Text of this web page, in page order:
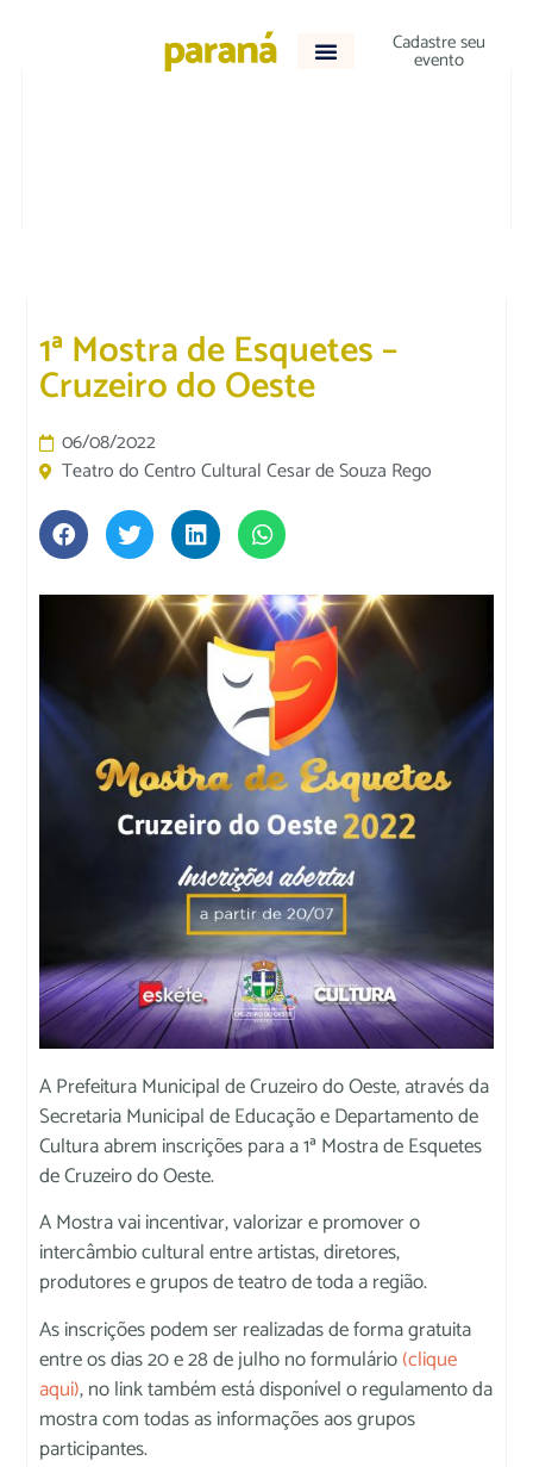
Cadastre seu
evento
1ª Mostra de Esquetes –
Cruzeiro do Oeste
06/08/2022
Teatro do Centro Cultural Cesar de Souza Rego
A Prefeitura Municipal de Cruzeiro do Oeste, através da
Secretaria Municipal de Educação e Departamento de
Cultura abrem inscrições para a 1ª Mostra de Esquetes
de Cruzeiro do Oeste.
A Mostra vai incentivar, valorizar e promover o
intercâmbio cultural entre artistas, diretores,
produtores e grupos de teatro de toda a região.
As inscrições podem ser realizadas de forma gratuita
entre os dias 20 e 28 de julho no formulário(clique
aqui), no link também está disponível o regulamento da
mostra com todas as informações aos grupos
participantes.